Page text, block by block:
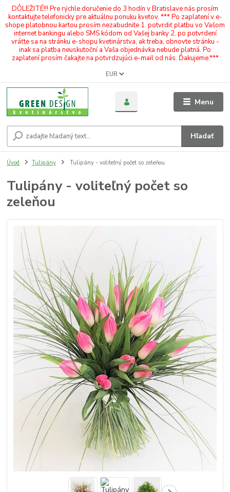
DÔLEŽITÉ!!! Pre rýchle doručenie do 3 hodín v Bratislave nás prosím
kontaktujte telefonicky pre aktuálnu ponuku kvetov. *** Po zaplatení v e-
shope platobnou kartou prosím nezabudnite 1. potvrdiť platbu vo Vašom
internet bankingu alebo SMS kódom od Vašej banky 2. po potvrdení
vráťte sa na stránku e-shopu kvetinárstva, ak treba, obnovte stránku -
inak sa platba neuskutoční a Vaša objednávka nebude platná. Po
zaplatení prosím čakajte na potvrdzujúci e-mail od nás. Ďakujeme.***
Menu
EUR
Hľadať
Úvod Tulipány Tulipány - voliteľný počet so zeleňou
Tulipány - voliteľný počet so
zeleňou